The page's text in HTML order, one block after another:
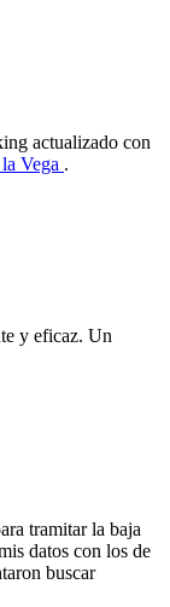
actualizado con
Vega .
y eficaz. Un
tramitar la baja
datos con los de
buscar